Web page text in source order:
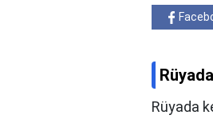
Rüyada